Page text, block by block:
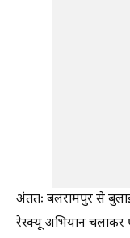
अंततः बलरामपुर से
रेस्क्यू अभियान चलाकर